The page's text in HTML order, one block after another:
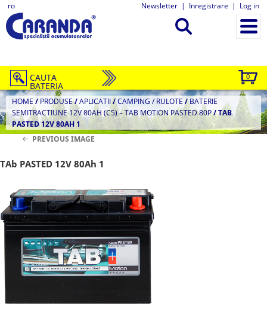
ro Newsletter | Inregistrare | Log in
0
CAUTA
BATERIA
HOME / PRODUSE/APLICATII/CAMPING / RULOTE /BATERIE
SEMITRACTIUNE 12V 80AH (C5) – TAB MOTION PASTED 80P/TAB
PASTED 12V 80AH 1
PREVIOUS IMAGE
TAb PASTED 12V 80Ah 1